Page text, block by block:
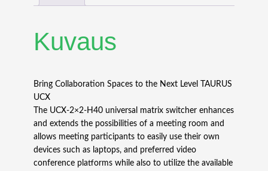
e
×
-
H
4
0
u
Kuvaus
Bring Collaboration Spaces to the Next Level TAURUS
UCX
The UCX-2×2-H40 universal matrix switcher enhances
and extends the possibilities of a meeting room and
allows meeting participants to easily use their own
devices such as laptops, and preferred video
conference platforms while also to utilize the available